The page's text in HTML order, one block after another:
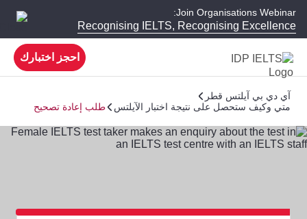
Join Organisations Webinar:
Recognising IELTS, Recognising Excellence
احجز اختبارك
آي دي بي آيلتس قطر
متي وكيف ستحصل على نتيجة اختبار الآيلتس
طلب إعادة تصحيح